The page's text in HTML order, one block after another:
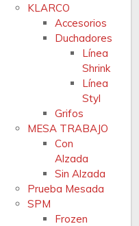
KLARCO
Accesorios
Duchadores
Línea
Shrink
Línea
Styl
Grifos
MESA TRABAJO
Con
Alzada
Sin Alzada
Prueba Mesada
SPM
Frozen